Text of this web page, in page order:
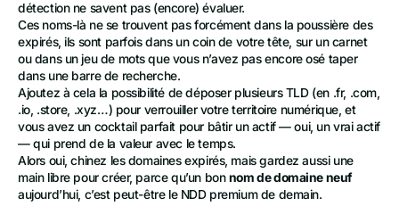
détection ne savent pas (encore) évaluer.
Ces noms-là ne se trouvent pas forcément dans la poussière des
expirés, ils sont parfois dans un coin de votre tête, sur un carnet
ou dans un jeu de mots que vous n’avez pas encore osé taper
dans une barre de recherche.
Ajoutez à cela la possibilité de déposer plusieurs TLD (en .fr, .com,
.io, .store, .xyz…) pour verrouiller votre territoire numérique, et
vous avez un cocktail parfait pour bâtir un actif — oui, un vrai actif
— qui prend de la valeur avec le temps.
Alors oui, chinez les domaines expirés, mais gardez aussi une
main libre pour créer, parce qu’un bonnom de domaine neuf
aujourd’hui, c’est peut-être le NDD premium de demain.